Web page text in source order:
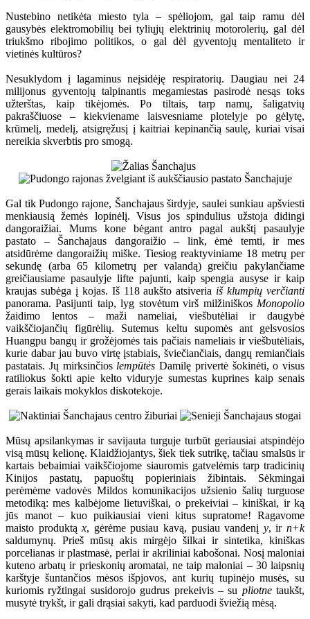
Nustebino netikėta miesto tyla – spėliojom, gal taip ramu dėl
gausybės elektromobilių bei tyliųjų elektrinių motorolerių, gal dėl
triukšmo ribojimo politikos, o gal dėl gyventojų mentaliteto ir
vietinės kultūros?
Nesuklydom į lagaminus neįsidėję respiratorių. Daugiau nei 24
milijonus gyventojų talpinantis megamiestas pasirodė nesąs toks
užterštas, kaip tikėjomės. Po tiltais, tarp namų, šaligatvių
pakraščiuose – kiekviename laisvesniame plotelyje po gėlytę,
krūmelį, medelį, atsigręžusį į kaitriai kepinančią saulę, kuriai visai
nereikia skverbtis pro smogą.
Gal tik Pudongo rajone, Šanchajaus širdyje, saulei sunkiau apšviesti
menkiausią žemės lopinėlį. Visus jos spindulius užstoja didingi
dangoraižiai. Mums kone bėgant antro pagal aukštį pasaulyje
pastato – Šanchajaus dangoraižio – link, ėmė temti, ir mes
atsidūrėme dangoraižių miške. Tiesiog reaktyviniame 18 metrų per
sekundę (arba 65 kilometrų per valandą) greičiu pakylančiame
greičiausiame pasaulyje lifte pajunti, kaip spengia ausyse ir kaip
kraujas subėga į kojas. Iš 118 aukšto atsiveria iš klumpių verčianti
panorama. Pasijunti taip, lyg stovėtum virš milžiniškos Monopolio
žaidimo lentos – maži nameliai, viešbutėliai ir daugybė
vaikščiojančių figūrėlių. Sutemus keltu supomės ant gelsvosios
Huangpu bangų ir grožėjomės tais pačiais nameliais ir viešbutėliais,
kurie dabar jau buvo virtę įstabiais, šviečiančiais, dangų remiančiais
pastatais. Jų mirksinčios lempūtės Damilę privertė šokinėti, o visus
ratiliokus šokti apie kelto viduryje sumestas kuprines kaip senais
gerais laikais mokyklos diskotekoje.
Mūsų apsilankymas ir savijauta turguje turbūt geriausiai atspindėjo
visą mūsų kelionę. Klaidžiojantys, šiek tiek sutrikę, tačiau smalsūs ir
kartais bebaimiai vaikščiojome siauromis gatvelėmis tarp tradicinių
Kinijos pastatų, papuoštų popieriniais žibintais. Sėkmingai
perėmėme vadovės Mildos komunikacijos užsienio šalių turguose
metodiką: mes kalbėjome lietuviškai, o prekeiviai – kiniškai, ir ką
jūs manot – kuo puikiausiai vieni kitus supratome! Ragavome
maisto produktąx, gėrėme pusiau kavą, pusiau vandenį y, irn+k
saldumynų. Prieš mūsų akis mirgėjo šilkai ir sintetika, kiniškas
porcelianas ir plastmasė, perlai ir akriliniai kabošonai. Nosį maloniai
kuteno arbatų ir prieskonių aromatai, ne taip maloniai – 30 laipsnių
karštyje šuntančios mėsos išpjovos, ant kurių tupinėjo musės, su
kuriomis ryžtingai susidorojo gudrus prekeivis – su pliotnetaukšt,
musytė trykšt, ir gali drąsiai sakyti, kad parduodi šviežią mėsą.